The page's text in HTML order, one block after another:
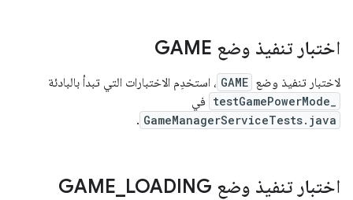
اختبار تنفيذ وضع GAME
لاختبار تنفيذ وضع GAME ، استخدِم الاختبارات التي تبدأ بالبادئة
testGamePowerMode_ في
GameManagerServiceTests.java
.
اختبار تنفيذ وضع GAME LOADING